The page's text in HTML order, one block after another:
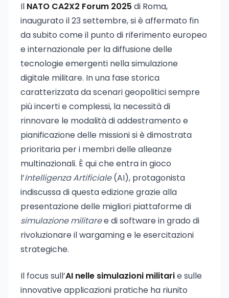
Il NATO CA2X2 Forum 2025 di Roma,
inaugurato il 23 settembre, si è affermato fin
da subito come il punto di riferimento europeo
e internazionale per la diffusione delle
tecnologie emergenti nella simulazione
digitale militare. In una fase storica
caratterizzata da scenari geopolitici sempre
più incerti e complessi, la necessità di
rinnovare le modalità di addestramento e
pianificazione delle missioni si è dimostrata
prioritaria per i membri delle alleanze
multinazionali. È qui che entra in gioco
l’Intelligenza Artificiale(AI), protagonista
indiscussa di questa edizione grazie alla
presentazione delle migliori piattaforme di
simulazione militaree di software in grado di
rivoluzionare il wargaming e le esercitazioni
strategiche.
Il focus sull’AI nelle simulazioni militarie sulle
innovative applicazioni pratiche ha riunito